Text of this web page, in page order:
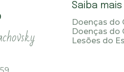
Saiba
Doenças do
Doenças do
Lesões do